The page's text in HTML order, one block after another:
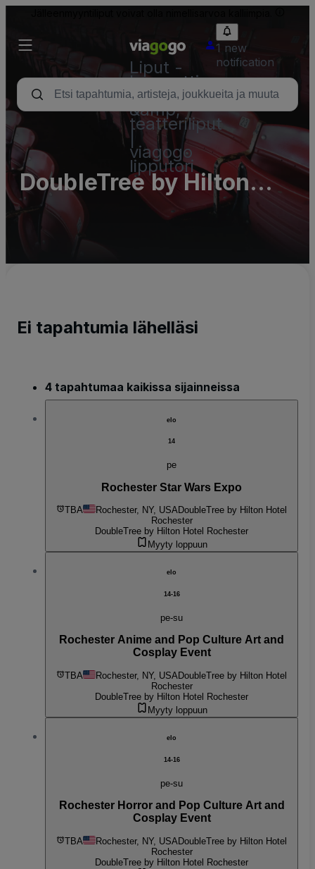
Liput -
konsertti,
urheilu
&amp;
teatteriliput
viagogo
lipputori
1 new
notification
DoubleTree by Hilton
Hotel Rochester
Ei tapahtumia lähelläsi
4 tapahtumaa kaikissa sijainneissa
elo
14
pe
Rochester Star Wars Expo
TBA Rochester, NY, USADoubleTree by Hilton Hotel
Rochester
DoubleTree by Hilton Hotel Rochester
Myyty loppuun
elo
14-16
pe-su
Rochester Anime and Pop Culture Art and
Cosplay Event
TBA Rochester, NY, USADoubleTree by Hilton Hotel
Rochester
DoubleTree by Hilton Hotel Rochester
Myyty loppuun
elo
14-16
pe-su
Rochester Horror and Pop Culture Art and
Cosplay Event
TBA Rochester, NY, USADoubleTree by Hilton Hotel
Rochester
DoubleTree by Hilton Hotel Rochester